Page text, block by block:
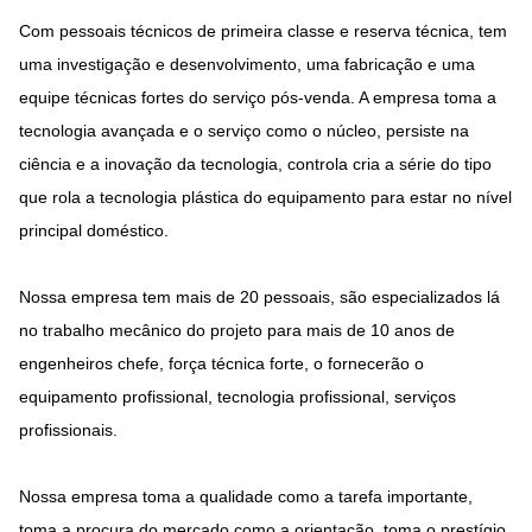
Com pessoais técnicos de primeira classe e reserva técnica, tem
uma investigação e desenvolvimento, uma fabricação e uma
equipe técnicas fortes do serviço pós-venda. A empresa toma a
tecnologia avançada e o serviço como o núcleo, persiste na
ciência e a inovação da tecnologia, controla cria a série do tipo
que rola a tecnologia plástica do equipamento para estar no nível
principal doméstico.
Nossa empresa tem mais de 20 pessoais, são especializados lá
no trabalho mecânico do projeto para mais de 10 anos de
engenheiros chefe, força técnica forte, o fornecerão o
equipamento profissional, tecnologia profissional, serviços
profissionais.
Nossa empresa toma a qualidade como a tarefa importante,